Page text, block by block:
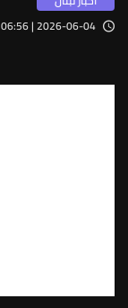
2026-06-04 | 06:56